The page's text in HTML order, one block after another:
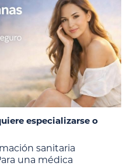
especializarse o
sanitaria
una médica